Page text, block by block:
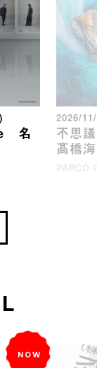
名
2026/
不思
髙橋